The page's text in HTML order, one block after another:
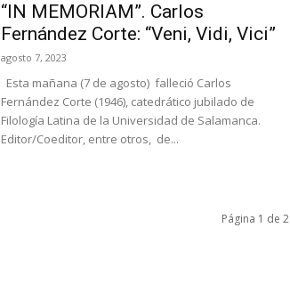
“IN MEMORIAM”. Carlos
Fernández Corte: “Veni, Vidi, Vici”
agosto 7, 2023
Esta mañana (7 de agosto) falleció Carlos
Fernández Corte (1946), catedrático jubilado de
Filología Latina de la Universidad de Salamanca.
Editor/Coeditor, entre otros, de...
Página 1 de 2